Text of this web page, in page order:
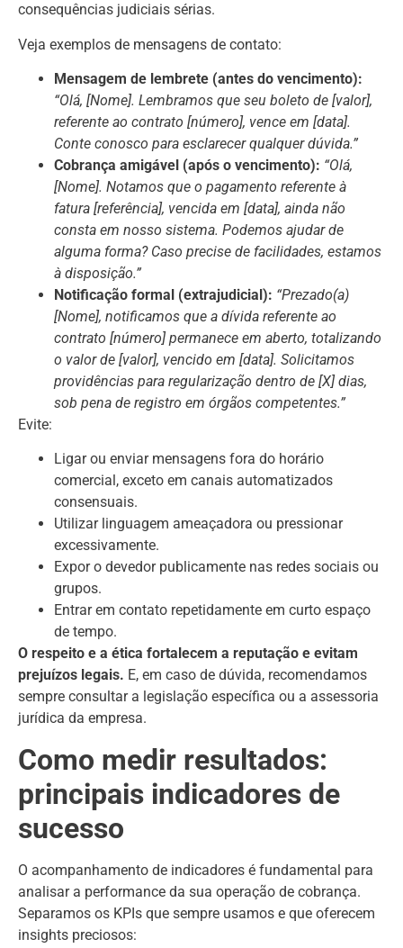
consequências judiciais sérias.
Veja exemplos de mensagens de contato:
Mensagem de lembrete (antes do vencimento):
“Olá, [Nome]. Lembramos que seu boleto de [valor],
referente ao contrato [número], vence em [data].
Conte conosco para esclarecer qualquer dúvida.”
Cobrança amigável (após o vencimento): “Olá,
[Nome]. Notamos que o pagamento referente à
fatura [referência], vencida em [data], ainda não
consta em nosso sistema. Podemos ajudar de
alguma forma? Caso precise de facilidades, estamos
à disposição.”
Notificação formal (extrajudicial): “Prezado(a)
[Nome], notificamos que a dívida referente ao
contrato [número] permanece em aberto, totalizando
o valor de [valor], vencido em [data]. Solicitamos
providências para regularização dentro de [X] dias,
sob pena de registro em órgãos competentes.”
Evite:
Ligar ou enviar mensagens fora do horário
comercial, exceto em canais automatizados
consensuais.
Utilizar linguagem ameaçadora ou pressionar
excessivamente.
Expor o devedor publicamente nas redes sociais ou
grupos.
Entrar em contato repetidamente em curto espaço
de tempo.
O respeito e a ética fortalecem a reputação e evitam
prejuízos legais. E, em caso de dúvida, recomendamos
sempre consultar a legislação específica ou a assessoria
jurídica da empresa.
Como medir resultados:
principais indicadores de
sucesso
O acompanhamento de indicadores é fundamental para
analisar a performance da sua operação de cobrança.
Separamos os KPIs que sempre usamos e que oferecem
insights preciosos: